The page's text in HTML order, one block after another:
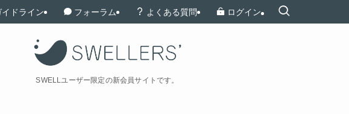
SWELLユーザー限定の新会員サイトです。
イドライン フォーラム よくある質問 ログイン